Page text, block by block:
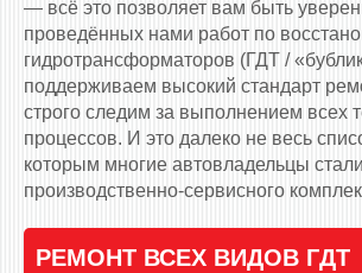
— всё это позволяет вам быть
проведённых нами работ по
гидротрансформаторов (ГДТ /
поддерживаем высокий стандарт
строго следим за выполнением всех
процессов. И это далеко не весь
которым многие автовладельцы
производственно-сервисного
РЕМОНТ ВСЕХ ВИДОВ ГДТ